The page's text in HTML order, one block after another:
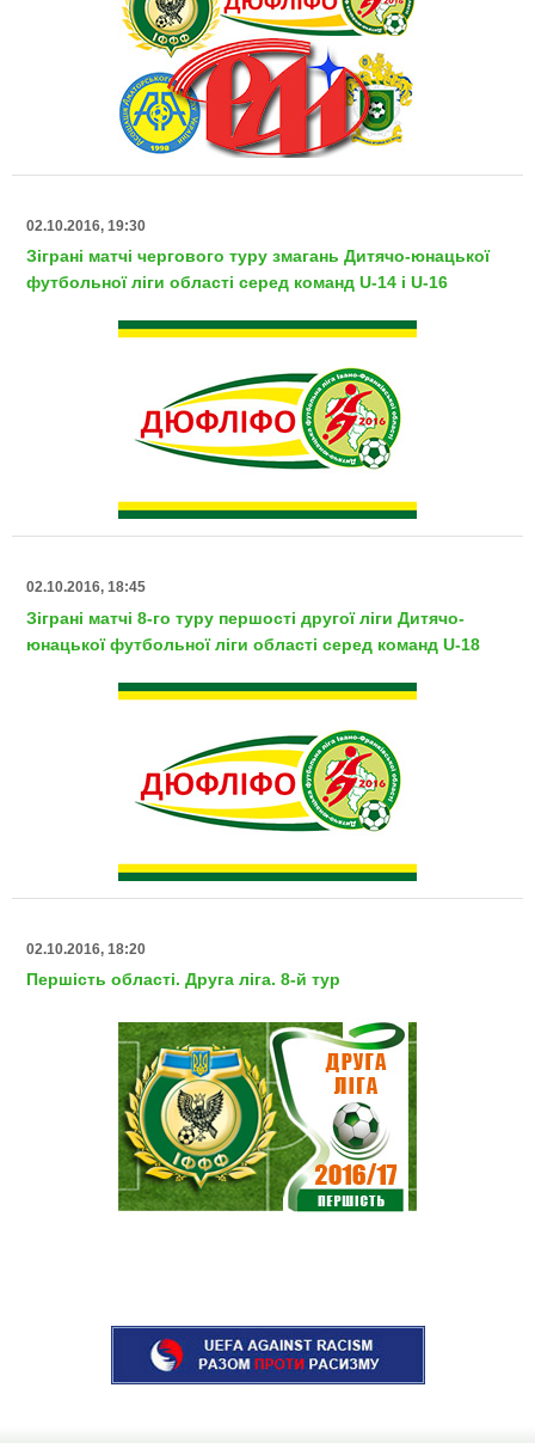
02.10.2016, 19:30
Зіграні матчі чергового туру змагань Дитячо-юнацької
футбольної ліги області серед команд U-14 і U-16
02.10.2016, 18:45
Зіграні матчі 8-го туру першості другої ліги Дитячо-
юнацької футбольної ліги області серед команд U-18
02.10.2016, 18:20
Першість області. Друга ліга. 8-й тур